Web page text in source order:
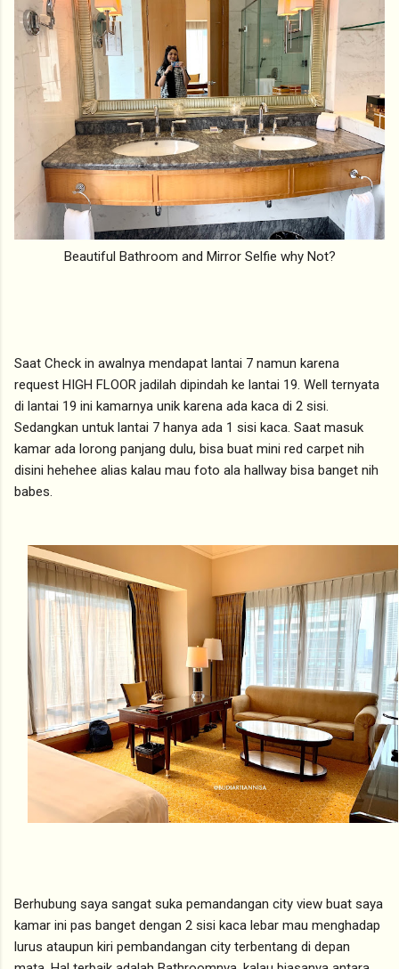
Beautiful Bathroom and Mirror Selfie why Not?
Saat Check in awalnya mendapat lantai 7 namun karena
request HIGH FLOOR jadilah dipindah ke lantai 19. Well ternyata
di lantai 19 ini kamarnya unik karena ada kaca di 2 sisi.
Sedangkan untuk lantai 7 hanya ada 1 sisi kaca. Saat masuk
kamar ada lorong panjang dulu, bisa buat mini red carpet nih
disini hehehee alias kalau mau foto ala hallway bisa banget nih
babes.
Berhubung saya sangat suka pemandangan city view buat saya
kamar ini pas banget dengan 2 sisi kaca lebar mau menghadap
lurus ataupun kiri pembandangan city terbentang di depan